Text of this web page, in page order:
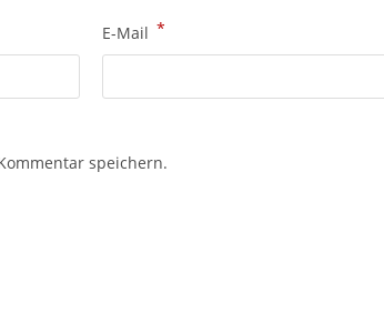
E-Mail *
speichern.